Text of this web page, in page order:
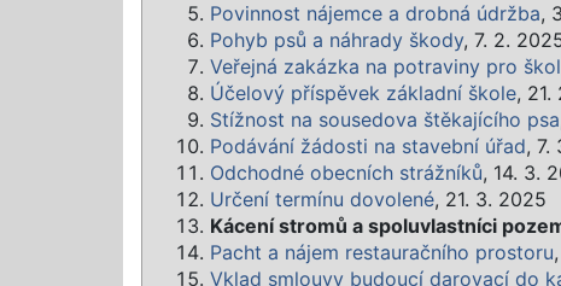
Povinnost nájemce a drobná údržba,
Pohyb psů a náhrady škody, 7. 2.
Veřejná zakázka na potraviny pro
Účelový příspěvek základní škole, 21.
Stížnost na sousedova štěkajícího psa
Podávání žádosti na stavební úřad, 7.
Odchodné obecních strážníků, 14. 3.
Určení termínu dovolené, 21. 3. 2025
Kácení stromů a spoluvlastníci
Pacht a nájem restauračního prostoru
Vklad smlouvy budoucí darovací do